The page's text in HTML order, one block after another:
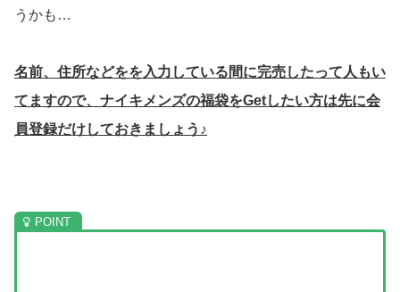
うかも…
名前、住所などをを入力している間に完売したって人もい
てますので、ナイキメンズの福袋をGetしたい方は先に会
員登録だけしておきましょう♪